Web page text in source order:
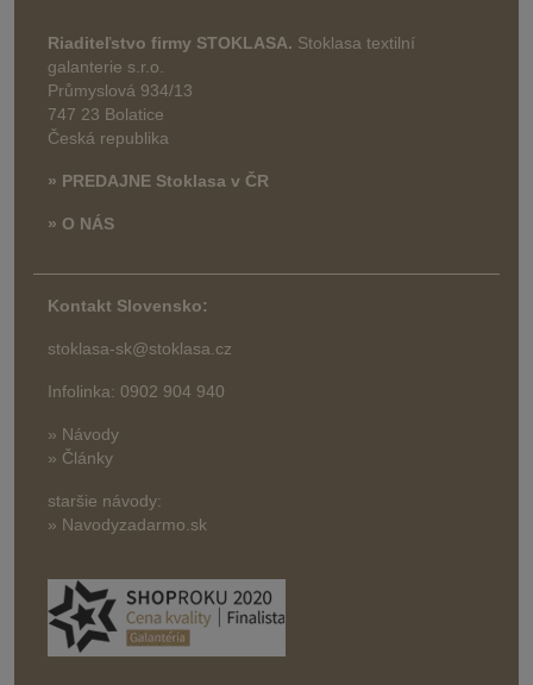
Riaditeľstvo firmy STOKLASA. Stoklasa textilní
galanterie s.r.o.
Průmyslová 934/13
747 23 Bolatice
Česká republika
» PREDAJNE Stoklasa v ČR
» O NÁS
Kontakt Slovensko:
stoklasa-sk@stoklasa.cz
Infolinka: 0902 904 940
» Návody
» Články
staršie návody:
» Navodyzadarmo.sk